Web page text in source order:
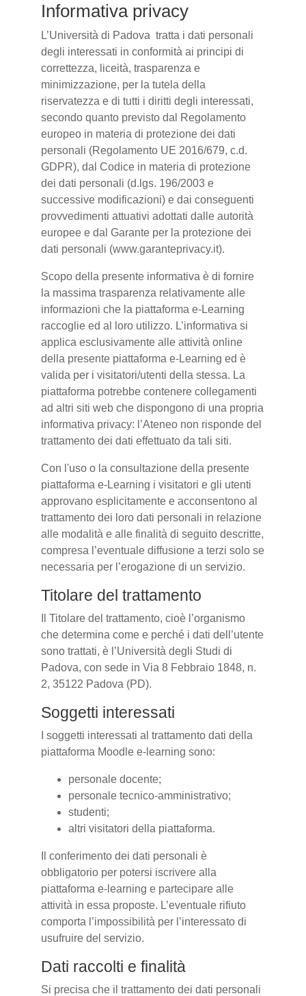
Informativa privacy
L’Università di Padova tratta i dati personali
degli interessati in conformità ai principi di
correttezza, liceità, trasparenza e
minimizzazione, per la tutela della
riservatezza e di tutti i diritti degli interessati,
secondo quanto previsto dal Regolamento
europeo in materia di protezione dei dati
personali (Regolamento UE 2016/679, c.d.
GDPR), dal Codice in materia di protezione
dei dati personali (d.lgs. 196/2003 e
successive modificazioni) e dai conseguenti
provvedimenti attuativi adottati dalle autorità
europee e dal Garante per la protezione dei
dati personali (www.garanteprivacy.it).
Scopo della presente informativa è di fornire
la massima trasparenza relativamente alle
informazioni che la piattaforma e-Learning
raccoglie ed al loro utilizzo. L’informativa si
applica esclusivamente alle attività online
della presente piattaforma e-Learning ed è
valida per i visitatori/utenti della stessa. La
piattaforma potrebbe contenere collegamenti
ad altri siti web che dispongono di una propria
informativa privacy: l’Ateneo non risponde del
trattamento dei dati effettuato da tali siti.
Con l'uso o la consultazione della presente
piattaforma e-Learning i visitatori e gli utenti
approvano esplicitamente e acconsentono al
trattamento dei loro dati personali in relazione
alle modalità e alle finalità di seguito descritte,
compresa l’eventuale diffusione a terzi solo se
necessaria per l’erogazione di un servizio.
Titolare del trattamento
Il Titolare del trattamento, cioè l’organismo
che determina come e perché i dati dell’utente
sono trattati, è l’Università degli Studi di
Padova, con sede in Via 8 Febbraio 1848, n.
2, 35122 Padova (PD).
Soggetti interessati
I soggetti interessati al trattamento dati della
piattaforma Moodle e-learning sono:
personale docente;
personale tecnico-amministrativo;
studenti;
altri visitatori della piattaforma.
Il conferimento dei dati personali è
obbligatorio per potersi iscrivere alla
piattaforma e-learning e partecipare alle
attività in essa proposte. L’eventuale rifiuto
comporta l’impossibilità per l’interessato di
usufruire del servizio.
Dati raccolti e finalità
Si precisa che il trattamento dei dati personali